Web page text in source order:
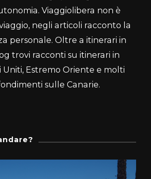
Viaggiolibera non è
negli articoli racconto la
personale. Oltre a itinerari in
trovi racconti su itinerari in
Uniti, Estremo Oriente e molti
sulle Canarie.